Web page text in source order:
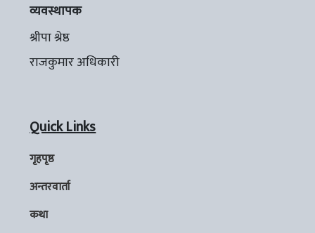
व्यवस्थापक
श्रीपा श्रेष्ठ
राजकुमार अधिकारी
Quick Links
गृहपृष्ठ
अन्तरवार्ता
कथा